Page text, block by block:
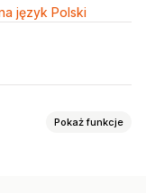
język Polski
Pokaż funkcje